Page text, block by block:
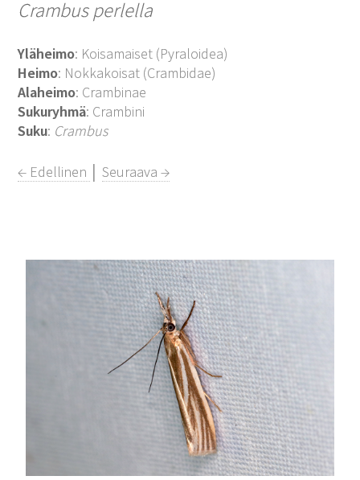
Crambus perlella
Yläheimo: Koisamaiset (Pyraloidea)
Heimo: Nokkakoisat (Crambidae)
Alaheimo: Crambinae
Sukuryhmä: Crambini
Suku: Crambus
← Edellinen │Seuraava →